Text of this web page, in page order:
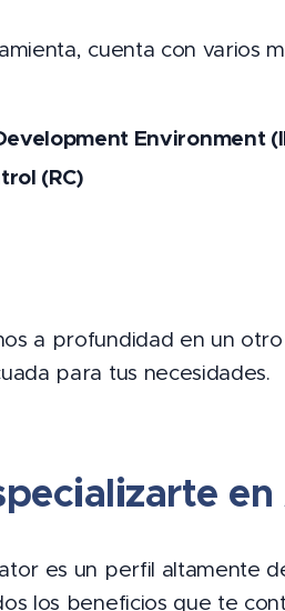
cuenta con varios
Environment
(RC)
a profundidad en un
para tus necesidades.
es un perfil altamente
los beneficios que te